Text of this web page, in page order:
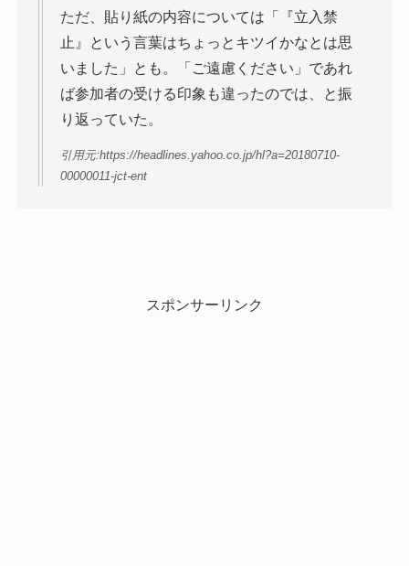
ただ、貼り紙の内容については「『立入禁
止』という言葉はちょっとキツイかなとは思
いました」とも。「ご遠慮ください」であれ
ば参加者の受ける印象も違ったのでは、と振
り返っていた。
引用元:https://headlines.yahoo.co.jp/hl?a=20180710-
00000011-jct-ent
スポンサーリンク